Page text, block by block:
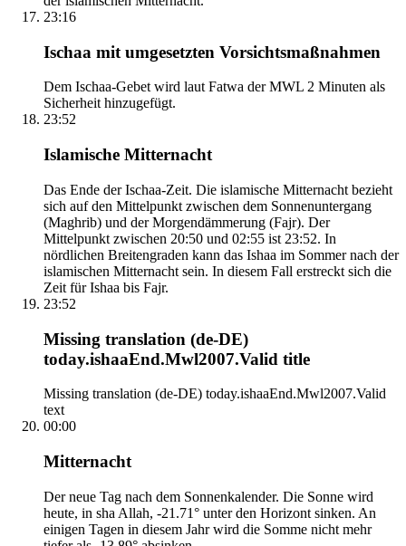
23:16
Ischaa mit umgesetzten Vorsichtsmaßnahmen
Dem Ischaa-Gebet wird laut Fatwa der MWL 2 Minuten als
Sicherheit hinzugefügt.
23:52
Islamische Mitternacht
Das Ende der Ischaa-Zeit. Die islamische Mitternacht bezieht
sich auf den Mittelpunkt zwischen dem Sonnenuntergang
(Maghrib) und der Morgendämmerung (Fajr). Der
Mittelpunkt zwischen 20:50 und 02:55 ist 23:52. In
nördlichen Breitengraden kann das Ishaa im Sommer nach der
islamischen Mitternacht sein. In diesem Fall erstreckt sich die
Zeit für Ishaa bis Fajr.
23:52
Missing translation (de-DE)
today.ishaaEnd.Mwl2007.Valid title
Missing translation (de-DE) today.ishaaEnd.Mwl2007.Valid
text
00:00
Mitternacht
Der neue Tag nach dem Sonnenkalender. Die Sonne wird
heute, in sha Allah, -21.71° unter den Horizont sinken. An
einigen Tagen in diesem Jahr wird die Somme nicht mehr